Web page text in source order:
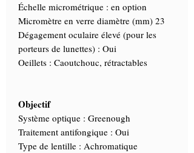
Échelle micrométrique : en option
Micromètre en verre diamètre (mm) 23
Dégagement oculaire élevé (pour les
porteurs de lunettes) : Oui
Oeillets : Caoutchouc, rétractables
Objectif
Système optique : Greenough
Traitement antifongique : Oui
Type de lentille : Achromatique